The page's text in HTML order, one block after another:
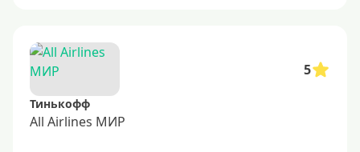
5
Тинькофф
All Airlines МИР